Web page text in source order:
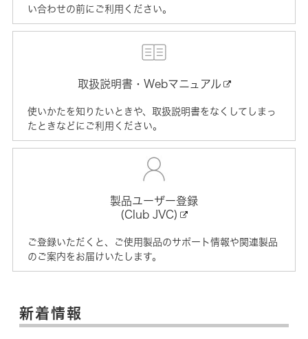
い合わせの前にご利用ください。
取扱説明書・Webマニュアル
使いかたを知りたいときや、取扱説明書をなくしてしまっ
たときなどにご利用ください。
製品ユーザー登録
(Club JVC)
ご登録いただくと、ご使用製品のサポート情報や関連製品
のご案内をお届けいたします。
新着情報